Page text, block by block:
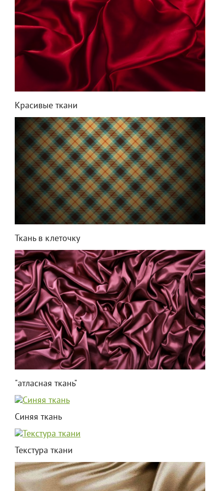
Красивые ткани
Ткань в клеточку
"атласная ткань"
Синяя ткань
Текстура ткани